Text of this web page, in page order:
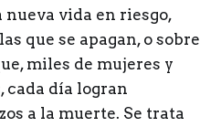
vida en riesgo,
que se apagan, o sobre
miles de mujeres y
cada día logran
a la muerte. Se trata